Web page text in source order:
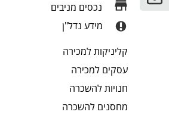
נכסים מניבים
מידע נדל"ן
קליניקותלמכירה
עסקים למכירה
חנויותלהשכרה
מחסנים להשכרה